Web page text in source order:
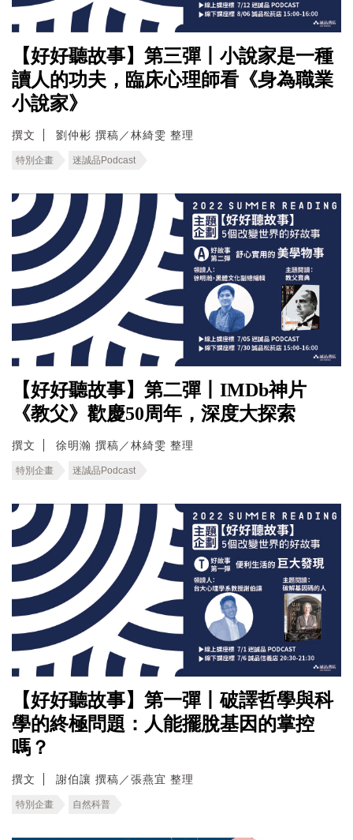
【好好聽故事】第三彈丨小說家是一種
讀人的功夫，臨床心理師看《身為職業
小說家》
撰文 劉仲彬 撰稿／林綺雯 整理
特別企畫 迷誠品Podcast
【好好聽故事】第二彈丨IMDb神片
《教父》歡慶50周年，深度大探索
撰文 徐明瀚 撰稿／林綺雯 整理
特別企畫 迷誠品Podcast
【好好聽故事】第一彈丨破譯哲學與科
學的終極問題：人能擺脫基因的掌控
嗎？
撰文 謝伯讓 撰稿／張燕宜 整理
特別企畫 自然科普